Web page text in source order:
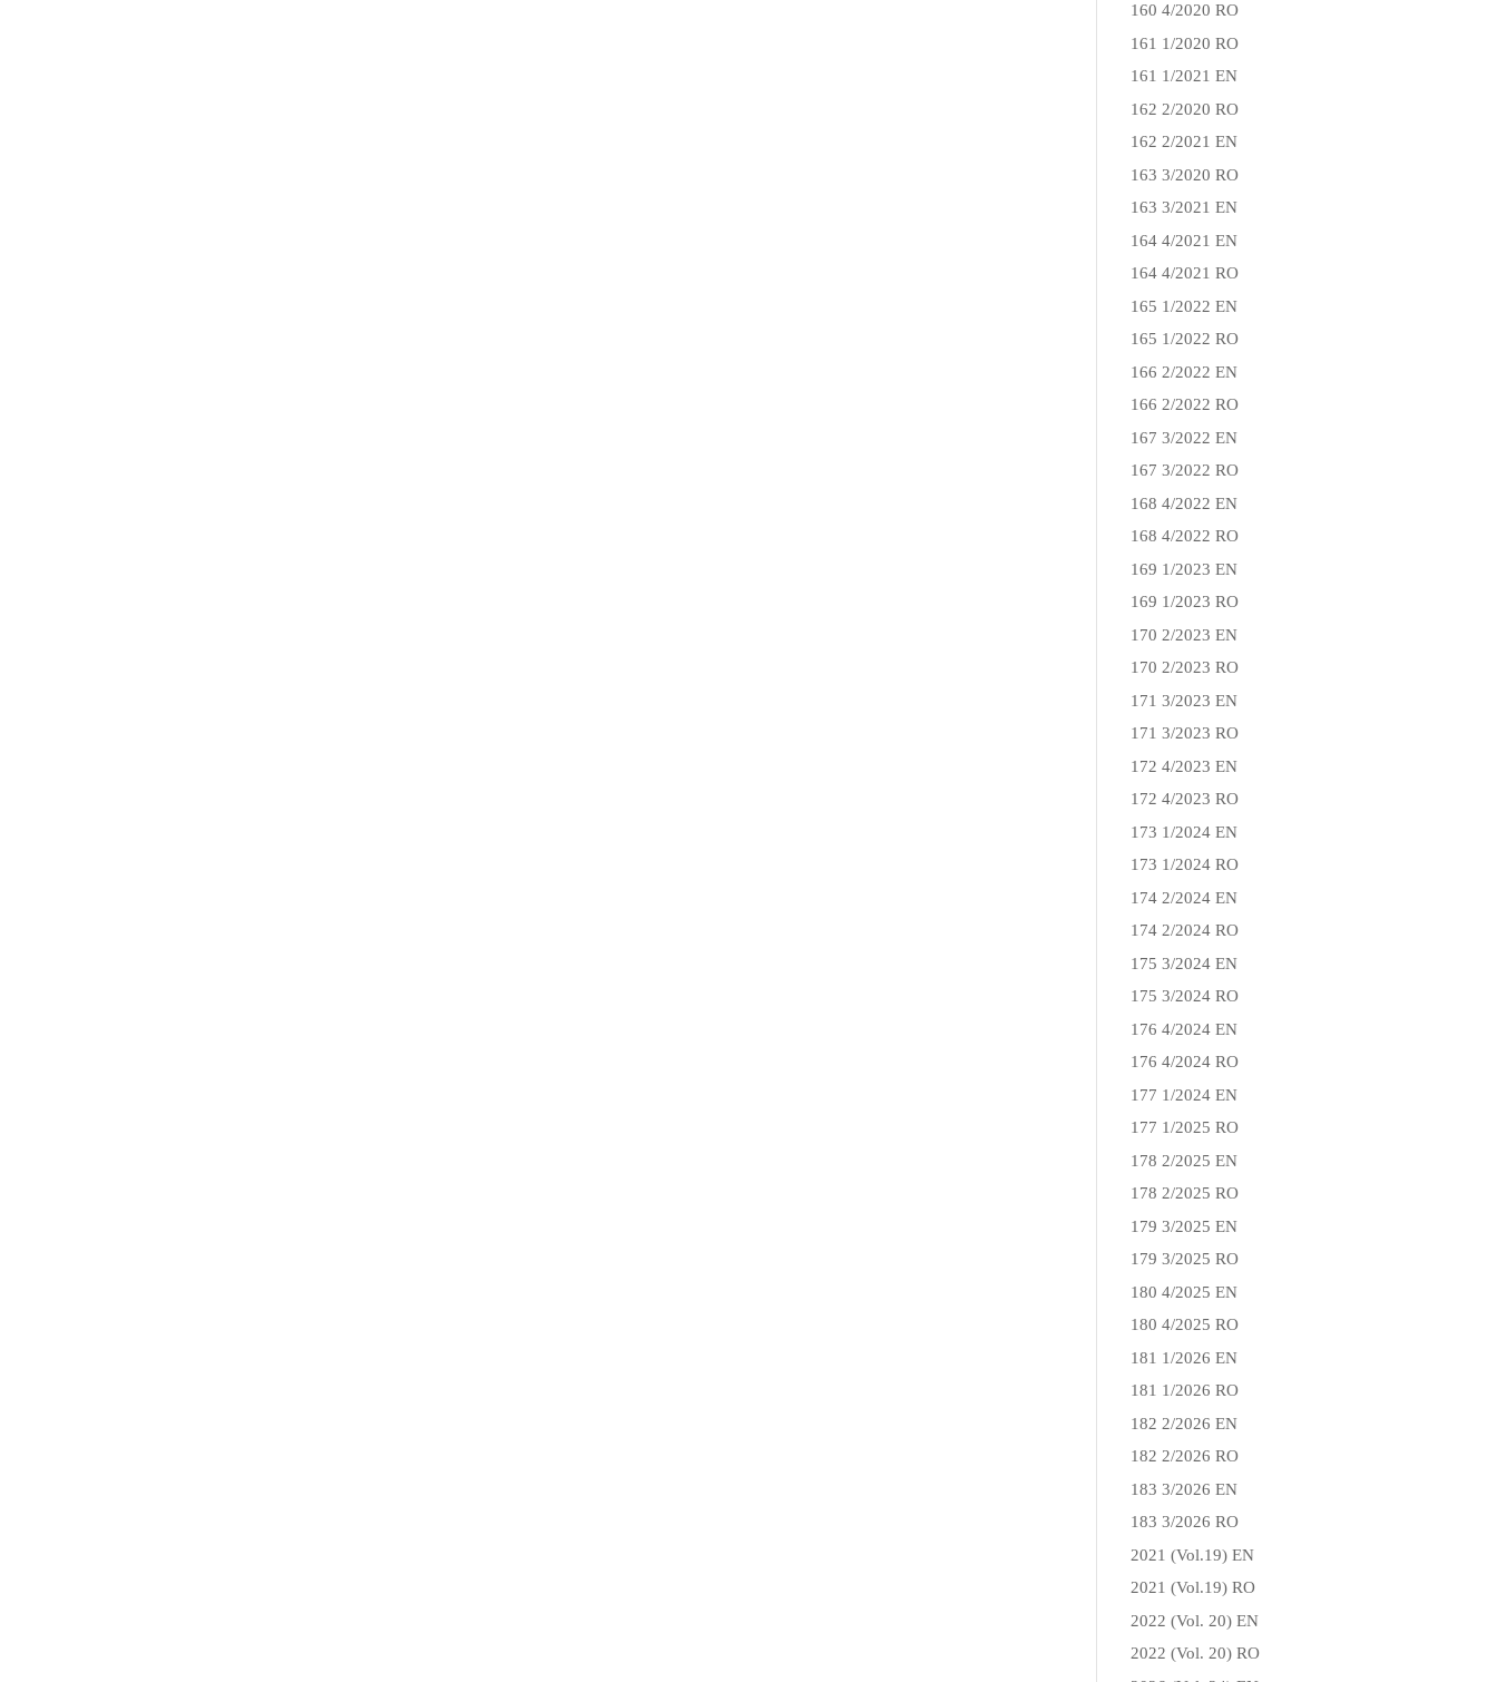
160 4/2020 RO
161 1/2020 RO
161 1/2021 EN
162 2/2020 RO
162 2/2021 EN
163 3/2020 RO
163 3/2021 EN
164 4/2021 EN
164 4/2021 RO
165 1/2022 EN
165 1/2022 RO
166 2/2022 EN
166 2/2022 RO
167 3/2022 EN
167 3/2022 RO
168 4/2022 EN
168 4/2022 RO
169 1/2023 EN
169 1/2023 RO
170 2/2023 EN
170 2/2023 RO
171 3/2023 EN
171 3/2023 RO
172 4/2023 EN
172 4/2023 RO
173 1/2024 EN
173 1/2024 RO
174 2/2024 EN
174 2/2024 RO
175 3/2024 EN
175 3/2024 RO
176 4/2024 EN
176 4/2024 RO
177 1/2024 EN
177 1/2025 RO
178 2/2025 EN
178 2/2025 RO
179 3/2025 EN
179 3/2025 RO
180 4/2025 EN
180 4/2025 RO
181 1/2026 EN
181 1/2026 RO
182 2/2026 EN
182 2/2026 RO
183 3/2026 EN
183 3/2026 RO
2021 (Vol.19) EN
2021 (Vol.19) RO
2022 (Vol. 20) EN
2022 (Vol. 20) RO